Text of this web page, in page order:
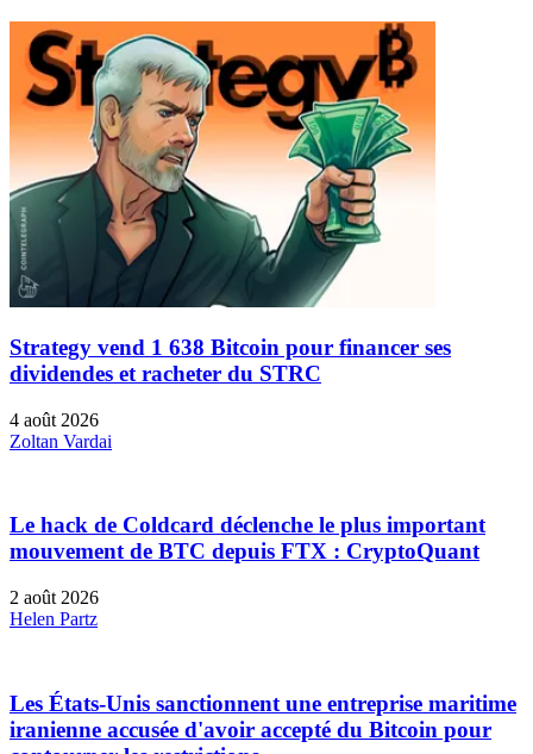
Strategy vend 1 638 Bitcoin pour financer ses
dividendes et racheter du STRC
4 août 2026
Zoltan Vardai
Le hack de Coldcard déclenche le plus important
mouvement de BTC depuis FTX : CryptoQuant
2 août 2026
Helen Partz
Les États-Unis sanctionnent une entreprise maritime
iranienne accusée d'avoir accepté du Bitcoin pour